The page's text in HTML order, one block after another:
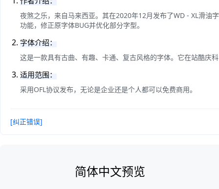
夜煞之乐，来自马来西亚。其在2020年12月发布了WD - XL滑油
功能，修正原字体BUG并优化部分字型。
字体介绍：
这是一款具有古曲、有趣、卡通、复古风格的字体。它在站酷庆
适用范围：
采用OFL协议发布，无论是企业还是个人都可以免费商用。
[纠正错误]
简体中文预览